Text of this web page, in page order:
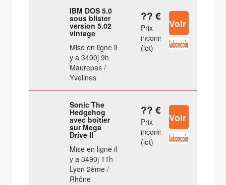
IBM DOS 5.0
sous blister
version 5.02
vintage
Mise en ligne il
y a 3490j 9h
Maurepas /
Yvelines
?? €
Prix
inconnu
(lot)
Sonic The
Hedgehog
avec boitier
sur Mega
Drive II
Mise en ligne il
y a 3490j 11h
Lyon 2ème /
Rhône
?? €
Prix
inconnu
(lot)